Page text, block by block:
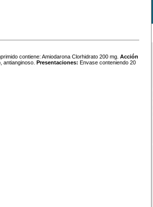
contiene: Amiodarona Clorhidrato 200 mg. Acción
antianginoso. Presentaciones: Envase conteniendo 20